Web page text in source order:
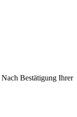
Nach Bestätigung Ihrer